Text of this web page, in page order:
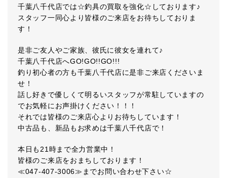
千葉八千代店では☆釣具の買取を強化☆しております♪
スタッフ一同心より皆様のご来店をお待ちしておりま
す！
是非ご友人やご家族、彼氏に彼女を連れて♪
千葉八千代店へGO!GO!!GO!!!
釣り初心者の方も千葉八千代店に是非ご来店くださいま
せ！
話し好きで優しくて明るいスタッフが常駐していますの
でお気軽にお声掛けください！！！
それでは皆様のご来店心よりお待ちしています！
中古品も、新品もお求めは千葉八千代店で！
本日も21時まで全力営業中！
皆様のご来店をおまちしております！
≪047-407-3006≫までお問い合わせ下さい☆